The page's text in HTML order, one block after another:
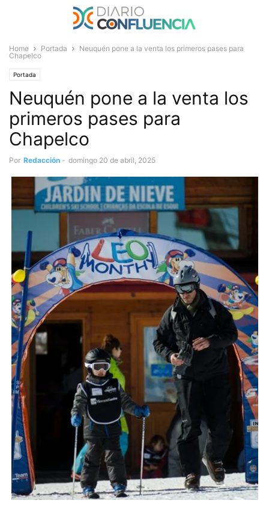
Home Portada
Neuquén pone a la venta los primeros pases para
Chapelco
Portada
Neuquén pone a la venta los
primeros pases para
Chapelco
Por Redacción - domingo 20 de abril, 2025